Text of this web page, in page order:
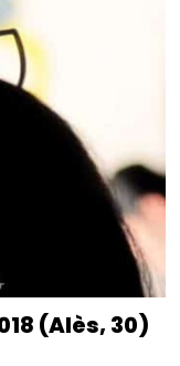
(Alès, 30)